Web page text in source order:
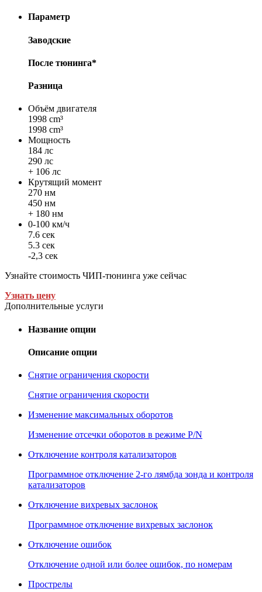
Параметр
Заводские
После тюнинга*
Разница
Объём двигателя
1998 cm³
1998 cm³
Мощность
184 лс
290 лс
+ 106 лс
Крутящий момент
270 нм
450 нм
+ 180 нм
0-100 км/ч
7.6 сек
5.3 сек
-2,3 сек
Узнайте стоимость ЧИП-тюнинга уже сейчас
Узнать цену
Дополнительные услуги
Название опции
Описание опции
Снятие ограничения скорости
Снятие ограничения скорости
Изменение максимальных оборотов
Изменение отсечки оборотов в режиме P/N
Отключение контроля катализаторов
Программное отключение 2-го лямбда зонда и контроля
катализаторов
Отключение вихревых заслонок
Программное отключение вихревых заслонок
Отключение ошибок
Отключение одной или более ошибок, по номерам
Прострелы